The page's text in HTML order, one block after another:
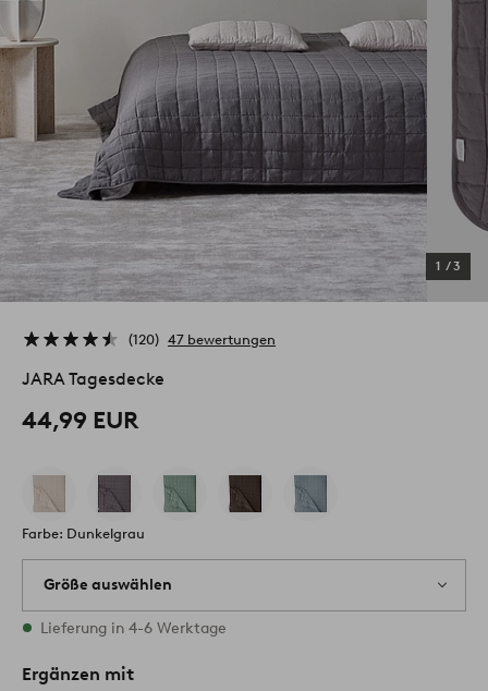
1 /3
120 47 bewertungen
JARA Tagesdecke
44,99 EUR
Farbe: Dunkelgrau
Größe auswählen
Alle Größen vorrätig
Lieferung in 4-6 Werktage
Ergänzen mit